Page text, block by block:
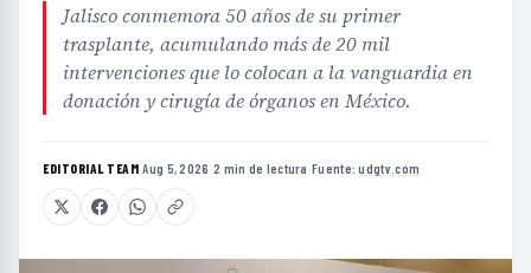
Jalisco conmemora 50 años de su primer
trasplante, acumulando más de 20 mil
intervenciones que lo colocan a la vanguardia en
donación y cirugía de órganos en México.
EDITORIAL TEAM·Aug 5, 2026 ·2 min de lectura ·Fuente:udgtv.com